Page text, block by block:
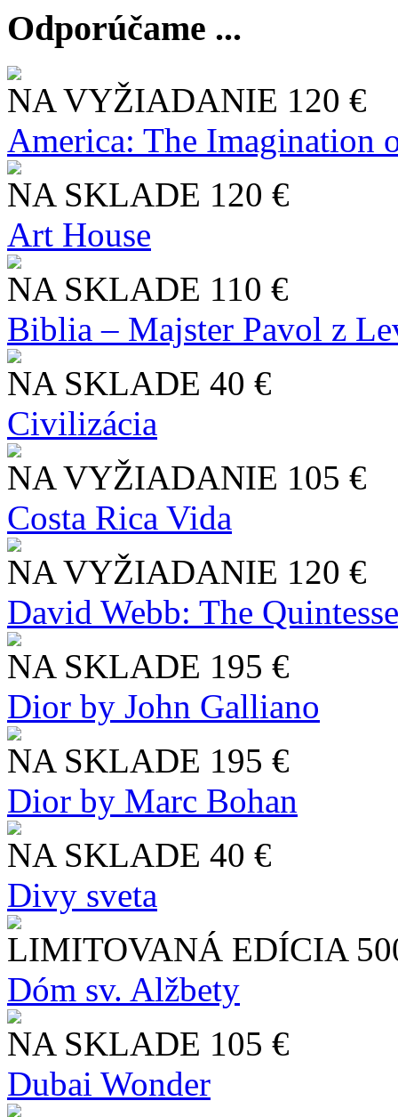
Odporúčame ...
NA VYŽIADANIE 120 €
America: The Imagination
NA SKLADE 120 €
Art House
NA SKLADE 110 €
Biblia – Majster Pavol z
NA SKLADE 40 €
Civilizácia
NA VYŽIADANIE 105 €
Costa Rica Vida
NA VYŽIADANIE 120 €
David Webb: The
NA SKLADE 195 €
Dior by John Galliano
NA SKLADE 195 €
Dior by Marc Bohan
NA SKLADE 40 €
Divy sveta
LIMITOVANÁ EDÍCIA
Dóm sv. Alžbety
NA SKLADE 105 €
Dubai Wonder